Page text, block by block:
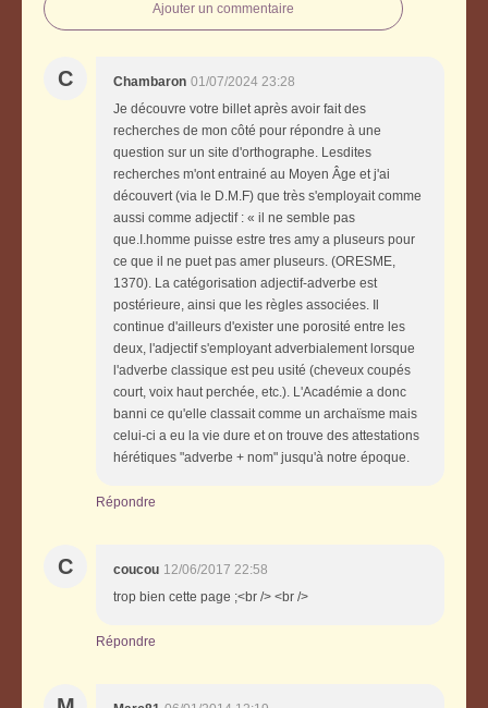
Ajouter un commentaire
C Chambaron 01/07/2024 23:28
Je découvre votre billet après avoir fait des
recherches de mon côté pour répondre à une
question sur un site d'orthographe. Lesdites
recherches m'ont entrainé au Moyen Âge et j'ai
découvert (via le D.M.F) que très s'employait comme
aussi comme adjectif : « il ne semble pas
que.I.homme puisse estre tres amy a pluseurs pour
ce que il ne puet pas amer pluseurs. (ORESME,
1370). La catégorisation adjectif-adverbe est
postérieure, ainsi que les règles associées. Il
continue d'ailleurs d'exister une porosité entre les
deux, l'adjectif s'employant adverbialement lorsque
l'adverbe classique est peu usité (cheveux coupés
court, voix haut perchée, etc.). L'Académie a donc
banni ce qu'elle classait comme un archaïsme mais
celui-ci a eu la vie dure et on trouve des attestations
hérétiques "adverbe + nom" jusqu'à notre époque.
Répondre
C coucou 12/06/2017 22:58
trop bien cette page ;<br /> <br />
Répondre